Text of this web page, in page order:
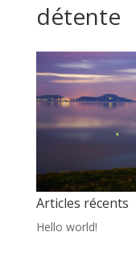
détente
Articles récents
Hello world!